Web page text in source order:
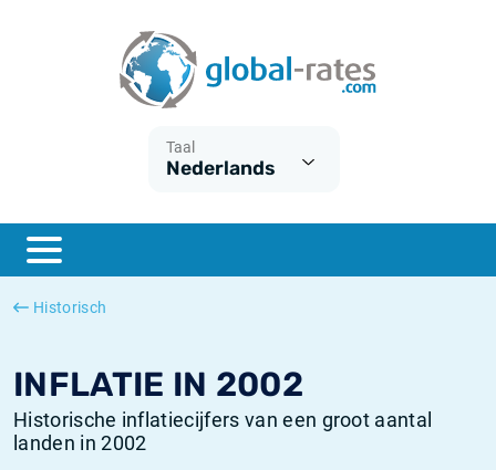
Taal
Nederlands
Historisch
INFLATIE IN 2002
Historische inflatiecijfers van een groot aantal
landen in 2002
ESTER
SONIA
Wat is CPI inflatie?
Wat is HICP inflatie?
Nederlandse inflatie - CPI
Amerikaanse inflatie - CPI
Euribor historie
SOFR historie
TONAR historie
Inflatiecalculator